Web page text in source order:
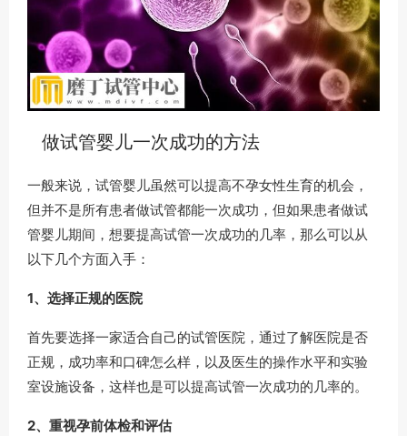
做试管婴儿一次成功的方法
一般来说，试管婴儿虽然可以提高不孕女性生育的机会，
但并不是所有患者做试管都能一次成功，但如果患者做试
管婴儿期间，想要提高试管一次成功的几率，那么可以从
以下几个方面入手：
1、选择正规的医院
首先要选择一家适合自己的试管医院，通过了解医院是否
正规，成功率和口碑怎么样，以及医生的操作水平和实验
室设施设备，这样也是可以提高试管一次成功的几率的。
2、重视孕前体检和评估